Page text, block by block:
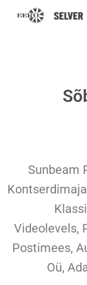
Sunbeam
Videolevels,
Postimees,
Oü,